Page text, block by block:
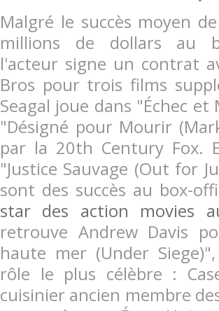
Malgré le succès moyen
millions de dollars au
l'acteur signe un contrat
Bros pour trois films
Seagal joue dans "Échec
"Désigné pour Mourir
par la 20th Century Fox.
"Justice Sauvage (Out for
sont des succès au box-
star des action movies
retrouve Andrew Davis
haute mer (Under
rôle le plus célèbre :
cuisinier ancien membre